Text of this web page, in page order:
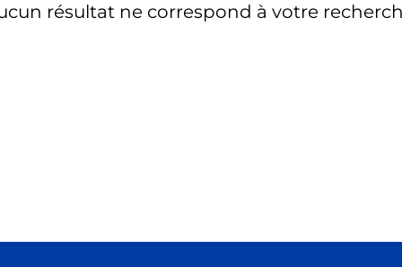
résultat ne correspond à votre